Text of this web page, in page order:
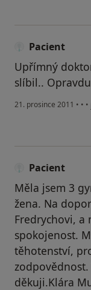
Pacient
Upřímný
slíbil..
21. prosince 2011 • • •
Pacient
Měla jsem 3
žena. Na
Fredrychovi, a
spokojenost.
těhotenství,
děkuji.Klára